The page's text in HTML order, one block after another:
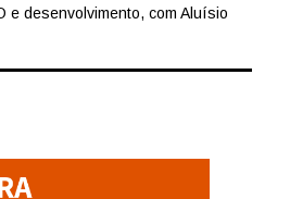
e desenvolvimento, com Aluísio